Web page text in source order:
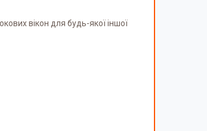
вікон для будь-якої іншої